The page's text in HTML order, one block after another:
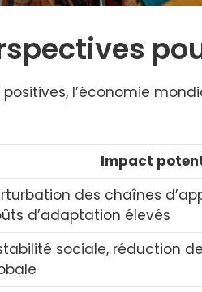
l’économie
Impact
des chaînes
d’adaptation élevés
sociale, réduction